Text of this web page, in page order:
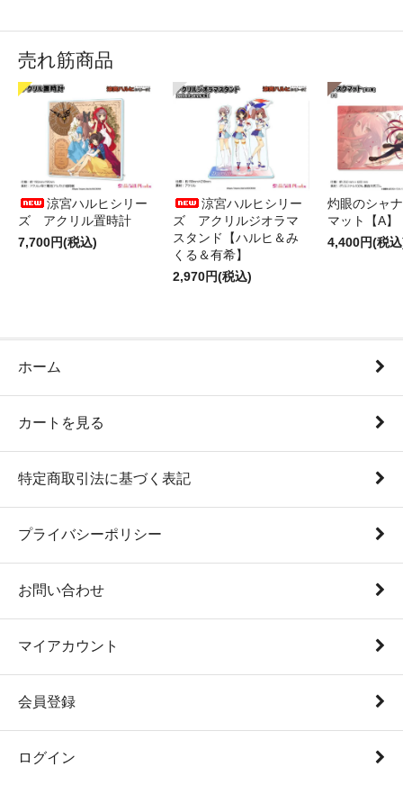
売れ筋商品
涼宮ハルヒシリー
ズ アクリル置時計
7,700円(税込)
涼宮ハルヒシリー
ズ アクリルジオラマ
スタンド【ハルヒ＆み
くる＆有希】
2,970円(税込)
灼眼のシャ
マット【A】
4,400円(税
ホーム
カートを見る
特定商取引法に基づく表記
プライバシーポリシー
お問い合わせ
マイアカウント
会員登録
ログイン